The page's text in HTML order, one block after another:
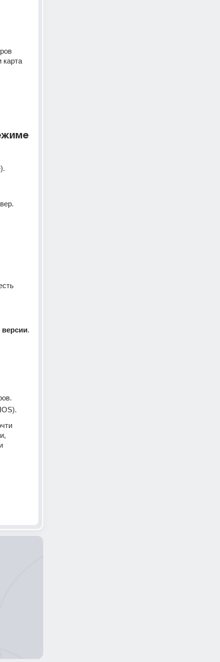
карта
.